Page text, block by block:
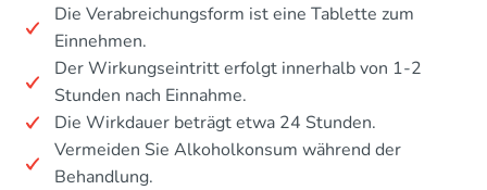
Die Verabreichungsform ist eine Tablette zum
Einnehmen.
Der Wirkungseintritt erfolgt innerhalb von 1-2
Stunden nach Einnahme.
Die Wirkdauer beträgt etwa 24 Stunden.
Vermeiden Sie Alkoholkonsum während der
Behandlung.